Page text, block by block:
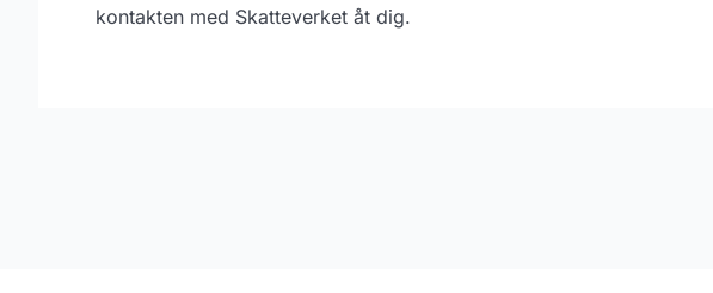
kontakten med Skatteverket åt dig.